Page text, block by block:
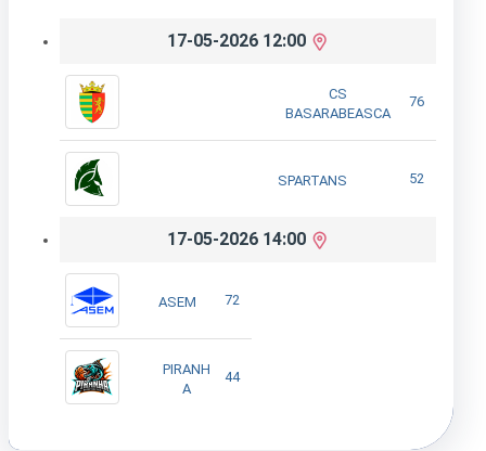
17-05-2026 12:00
CS
BASARABEASCA
76
SPARTANS 52
17-05-2026 14:00
ASEM 72
PIRANH
A
44